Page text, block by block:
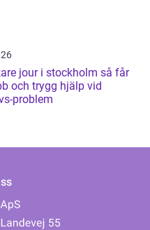
jour i stockholm så får
och trygg hjälp vid
problem